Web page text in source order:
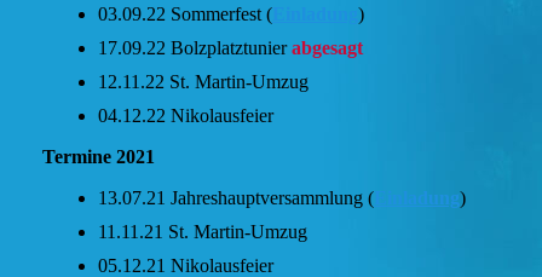
03.09.22 Sommerfest (
)
17.09.22 Bolzplatztunierabgesagt
12.11.22 St. Martin-Umzug
04.12.22 Nikolausfeier
Termine 2021
13.07.21 Jahreshauptversammlung ( Einladung)
11.11.21 St. Martin-Umzug
05.12.21 Nikolausfeier